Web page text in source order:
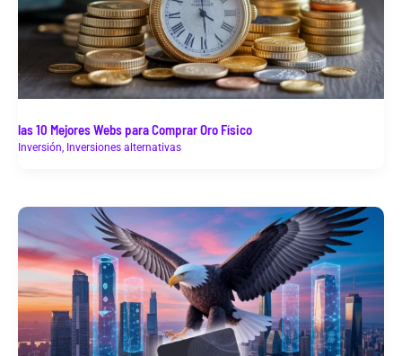
las 10 Mejores Webs para Comprar Oro Físico
Inversión, Inversiones alternativas